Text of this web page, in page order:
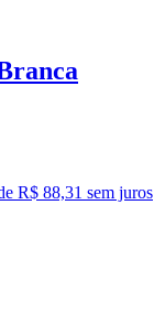
R$ 88,31 sem juros